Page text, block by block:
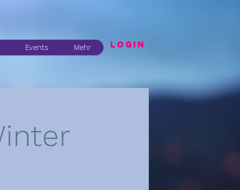
Events Mehr LogIN